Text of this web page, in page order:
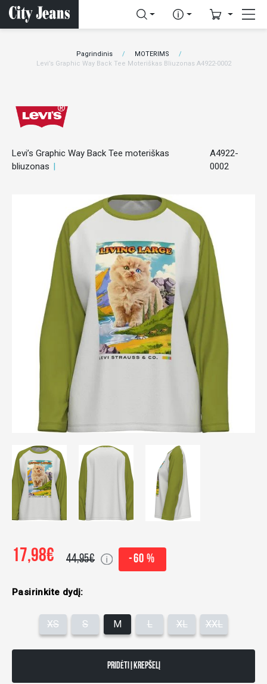
Pagrindinis
MOTERIMS
Levi’s Graphic Way Back Tee Moteriškas Bliuzonas A4922-0002
Levi’s Graphic Way Back Tee moteriškas
bliuzonas
A4922-
0002
17,98€ 44,95€ -60 %
Pasirinkite dydį:
XS S M L XL XXL
PRIDĖTI Į KREPŠELĮ